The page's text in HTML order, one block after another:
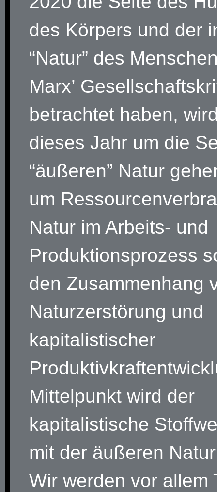
des Körpers und der
“Natur” des
Marx’
betrachtet haben,
dieses Jahr um die
“äußeren” Natur
um
Natur im Arbeits- und
Produktionsprozess
den Zusammenhang
Naturzerstörung und
kapitalistischer
Mittelpunkt wird der
kapitalistische
mit der äußeren
Wir werden vor allem